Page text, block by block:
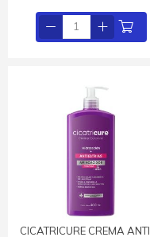
CICATRICURE CREMA ANTI